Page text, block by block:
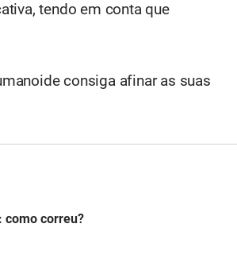
tendo em conta que
consiga afinar as suas
como correu?